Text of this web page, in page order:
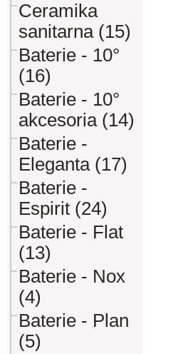
Ceramika
sanitarna (15)
Baterie - 10°
(16)
Baterie - 10°
akcesoria (14)
Baterie -
Eleganta (17)
Baterie -
Espirit (24)
Baterie - Flat
(13)
Baterie - Nox
(4)
Baterie - Plan
(5)